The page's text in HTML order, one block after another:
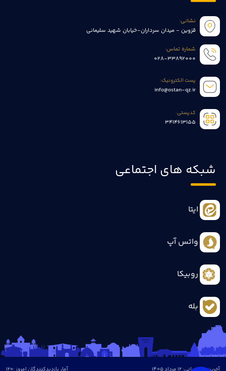
نشانی:
قزوین - میدان سرداران-خیابان شهید سلیمانی
شماره تماس:
028-33892000
پست الکترونیک:
info@ostan-qz.ir
کدپستی:
3414613155
شبکه های اجتماعی
ایتا
واتس آپ
روبیکا
بله